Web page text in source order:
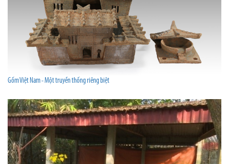
Gốm Việt Nam - Một truyền thống riêng biệt